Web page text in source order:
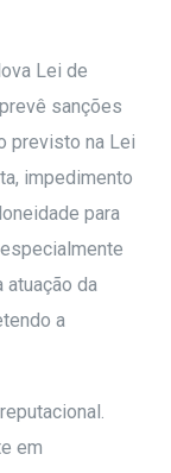
Lei de
sanções
previsto na Lei
impedimento
para
da
a
em